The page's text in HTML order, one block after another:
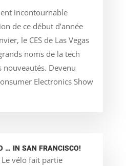
incontournable
de ce début d’année
le CES de Las Vegas
noms de la tech
Devenu
Electronics Show
… IN SAN FRANCISCO!
Le vélo fait partie